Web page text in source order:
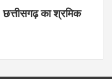
का श्रमिक